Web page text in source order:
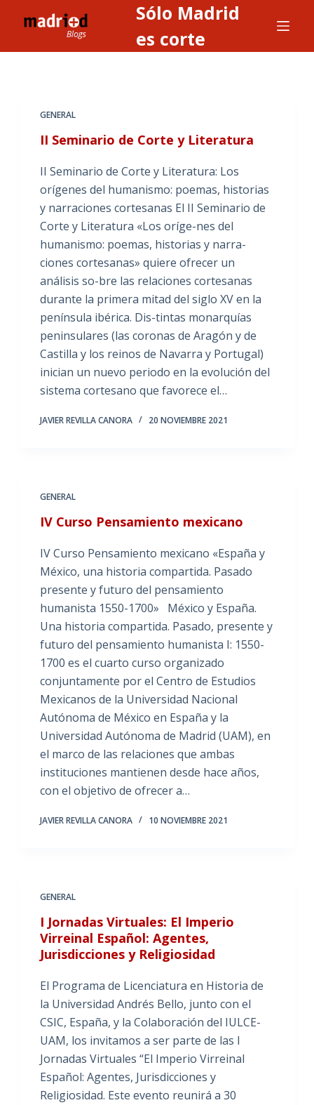
l
Sólo Madrid
es corte
GENERAL
II Seminario de Corte y Literatura
II Seminario de Corte y Literatura: Los
orígenes del humanismo: poemas, historias
y narraciones cortesanas El II Seminario de
Corte y Literatura «Los oríge-nes del
humanismo: poemas, historias y narra-
ciones cortesanas» quiere ofrecer un
análisis so-bre las relaciones cortesanas
durante la primera mitad del siglo XV en la
península ibérica. Dis-tintas monarquías
peninsulares (las coronas de Aragón y de
Castilla y los reinos de Navarra y Portugal)
inician un nuevo periodo en la evolución del
sistema cortesano que favorece el…
JAVIER REVILLA CANORA 20 NOVIEMBRE 2021
GENERAL
IV Curso Pensamiento mexicano
IV Curso Pensamiento mexicano «España y
México, una historia compartida. Pasado
presente y futuro del pensamiento
humanista 1550-1700» México y España.
Una historia compartida. Pasado, presente y
futuro del pensamiento humanista I: 1550-
1700 es el cuarto curso organizado
conjuntamente por el Centro de Estudios
Mexicanos de la Universidad Nacional
Autónoma de México en España y la
Universidad Autónoma de Madrid (UAM), en
el marco de las relaciones que ambas
instituciones mantienen desde hace años,
con el objetivo de ofrecer a…
JAVIER REVILLA CANORA 10 NOVIEMBRE 2021
GENERAL
I Jornadas Virtuales: El Imperio
Virreinal Español: Agentes,
Jurisdicciones y Religiosidad
El Programa de Licenciatura en Historia de
la Universidad Andrés Bello, junto con el
CSIC, España, y la Colaboración del IULCE-
UAM, los invitamos a ser parte de las I
Jornadas Virtuales “El Imperio Virreinal
Español: Agentes, Jurisdicciones y
Religiosidad. Este evento reunirá a 30